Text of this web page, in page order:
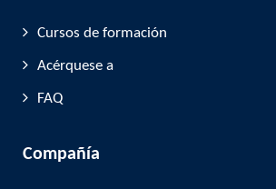
Cursos de formación
Acérquese a
FAQ
Compañía